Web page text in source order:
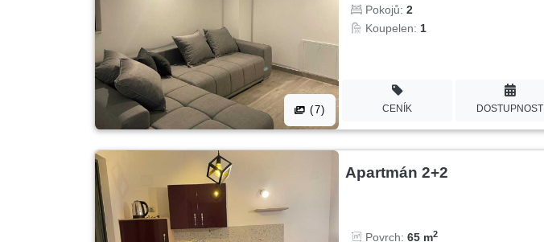
(7)
Pokojů:2
Koupelen:1
CENÍK DOSTUPNOST
Apartmán 2+2
Povrch:65 m2